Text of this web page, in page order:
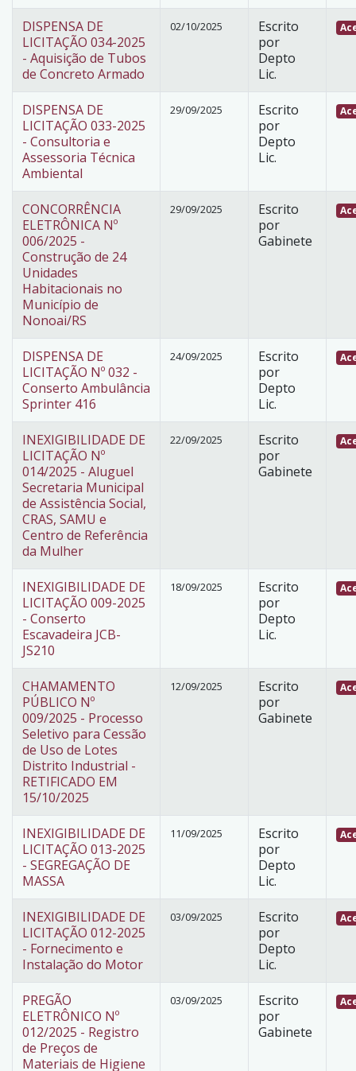
DISPENSA DE
LICITAÇÃO 034-2025
- Aquisição de Tubos
de Concreto Armado
02/10/2025
Escrito
por
Depto
Lic.
DISPENSA DE
LICITAÇÃO 033-2025
- Consultoria e
Assessoria Técnica
Ambiental
29/09/2025
Escrito
por
Depto
Lic.
CONCORRÊNCIA
ELETRÔNICA Nº
006/2025 -
Construção de 24
Unidades
Habitacionais no
Município de
Nonoai/RS
29/09/2025
Escrito
por
Gabinete
DISPENSA DE
LICITAÇÃO Nº 032 -
Conserto Ambulância
Sprinter 416
24/09/2025
Escrito
por
Depto
Lic.
INEXIGIBILIDADE DE
LICITAÇÃO Nº
014/2025 - Aluguel
Secretaria Municipal
de Assistência Social,
CRAS, SAMU e
Centro de Referência
da Mulher
22/09/2025
Escrito
por
Gabinete
INEXIGIBILIDADE DE
LICITAÇÃO 009-2025
- Conserto
Escavadeira JCB-
JS210
18/09/2025
Escrito
por
Depto
Lic.
CHAMAMENTO
PÚBLICO Nº
009/2025 - Processo
Seletivo para Cessão
de Uso de Lotes
Distrito Industrial -
RETIFICADO EM
15/10/2025
12/09/2025
Escrito
por
Gabinete
INEXIGIBILIDADE DE
LICITAÇÃO 013-2025
- SEGREGAÇÃO DE
MASSA
11/09/2025
Escrito
por
Depto
Lic.
INEXIGIBILIDADE DE
LICITAÇÃO 012-2025
- Fornecimento e
Instalação do Motor
03/09/2025
Escrito
por
Depto
Lic.
PREGÃO
ELETRÔNICO Nº
012/2025 - Registro
de Preços de
Materiais de Higiene
03/09/2025
Escrito
por
Gabinete